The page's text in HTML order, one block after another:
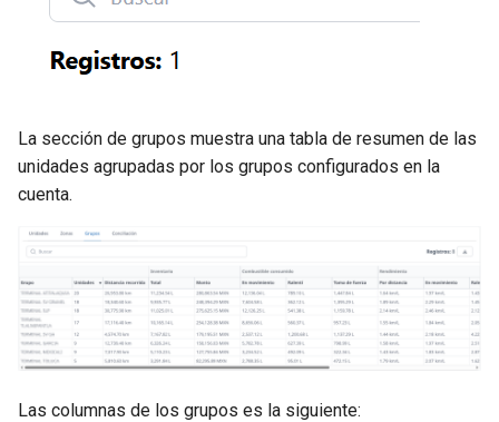
ú
s
e
d
Mapa
Perfil
Selección de intervalo de
Ingreso a la aplicación
Mapa de eventos de una
Notificaciones
Rendimiento de la Unidad
La sección de grupos muestra una tabla de resumen de las
unidades agrupadas por los grupos configurados en la
cuenta.
Las columnas de los grupos es la siguiente: